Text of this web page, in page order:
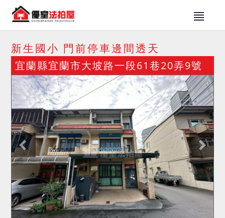
新生國小 門前停車邊間透天
宜蘭縣宜蘭市大坡路一段61巷20弄9號